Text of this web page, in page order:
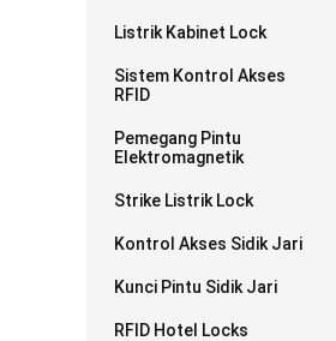
Listrik Kabinet Lock
Sistem Kontrol Akses
RFID
Pemegang Pintu
Elektromagnetik
Strike Listrik Lock
Kontrol Akses Sidik Jari
Kunci Pintu Sidik Jari
RFID Hotel Locks